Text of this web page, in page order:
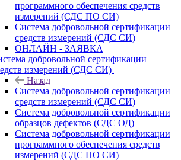
программного обеспечения средств
измерений (СДС ПО СИ)
Система добровольной сертификации
средств измерений (СДС СИ)
ОНЛАЙН - ЗАЯВКА
добровольной сертификации
измерений (СДС СИ)
Назад
Система добровольной сертификации
средств измерений (СДС СИ)
Система добровольной сертификации
образцов дефектов (СДС ОД)
Система добровольной сертификации
программного обеспечения средств
измерений (СДС ПО СИ)